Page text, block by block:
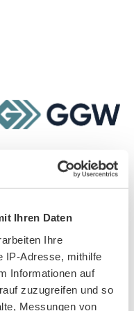
Ihren Daten
Ihre
IP-Adresse, mithilfe
Informationen auf
zuzugreifen und so
Messungen von